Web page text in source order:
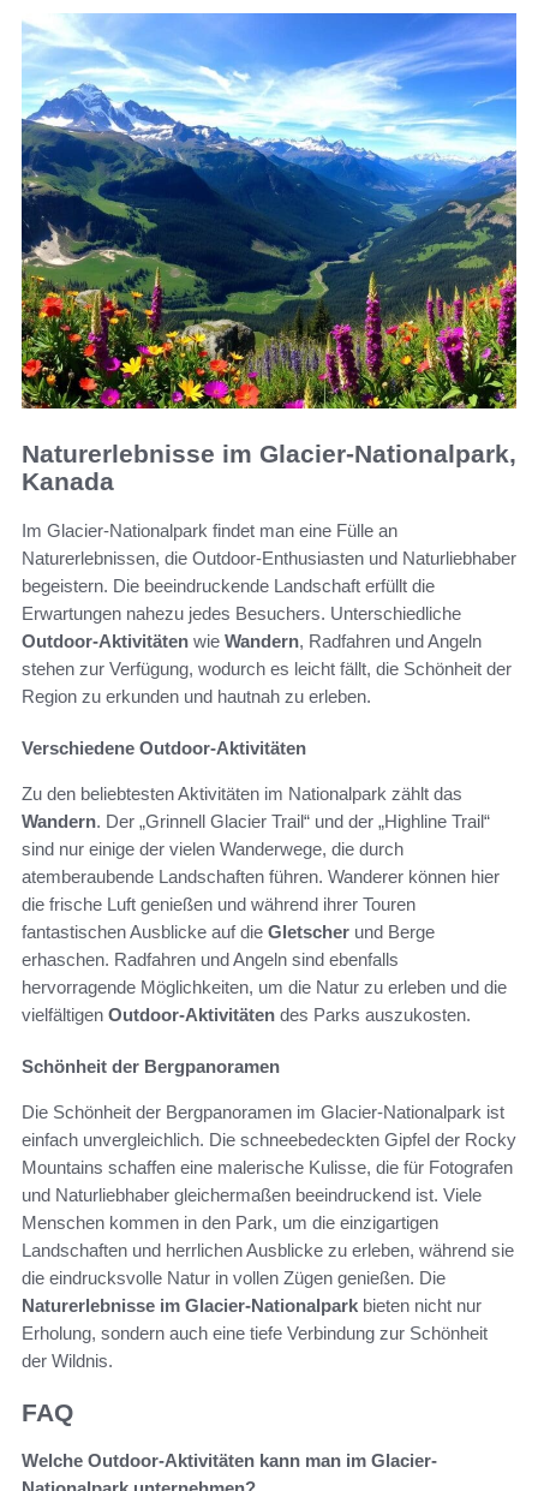
Naturerlebnisse im Glacier-Nationalpark,
Kanada
Im Glacier-Nationalpark findet man eine Fülle an
Naturerlebnissen, die Outdoor-Enthusiasten und Naturliebhaber
begeistern. Die beeindruckende Landschaft erfüllt die
Erwartungen nahezu jedes Besuchers. Unterschiedliche
Outdoor-Aktivitäten wie Wandern, Radfahren und Angeln
stehen zur Verfügung, wodurch es leicht fällt, die Schönheit der
Region zu erkunden und hautnah zu erleben.
Verschiedene Outdoor-Aktivitäten
Zu den beliebtesten Aktivitäten im Nationalpark zählt das
Wandern. Der „Grinnell Glacier Trail“ und der „Highline Trail“
sind nur einige der vielen Wanderwege, die durch
atemberaubende Landschaften führen. Wanderer können hier
die frische Luft genießen und während ihrer Touren
fantastischen Ausblicke auf die Gletscher und Berge
erhaschen. Radfahren und Angeln sind ebenfalls
hervorragende Möglichkeiten, um die Natur zu erleben und die
vielfältigen Outdoor-Aktivitäten des Parks auszukosten.
Schönheit der Bergpanoramen
Die Schönheit der Bergpanoramen im Glacier-Nationalpark ist
einfach unvergleichlich. Die schneebedeckten Gipfel der Rocky
Mountains schaffen eine malerische Kulisse, die für Fotografen
und Naturliebhaber gleichermaßen beeindruckend ist. Viele
Menschen kommen in den Park, um die einzigartigen
Landschaften und herrlichen Ausblicke zu erleben, während sie
die eindrucksvolle Natur in vollen Zügen genießen. Die
Naturerlebnisse im Glacier-Nationalpark bieten nicht nur
Erholung, sondern auch eine tiefe Verbindung zur Schönheit
der Wildnis.
FAQ
Welche Outdoor-Aktivitäten kann man im Glacier-